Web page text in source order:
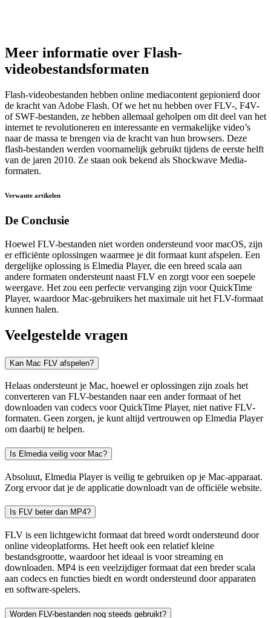
Meer informatie over Flash-
videobestandsformaten
Flash-videobestanden hebben online mediacontent gepionierd door
de kracht van Adobe Flash. Of we het nu hebben over FLV-, F4V-
of SWF-bestanden, ze hebben allemaal geholpen om dit deel van het
internet te revolutioneren en interessante en vermakelijke video’s
naar de massa te brengen via de kracht van hun browsers. Deze
flash-bestanden werden voornamelijk gebruikt tijdens de eerste helft
van de jaren 2010. Ze staan ook bekend als Shockwave Media-
formaten.
Verwante artikelen
De Conclusie
Hoewel FLV-bestanden niet worden ondersteund voor macOS, zijn
er efficiënte oplossingen waarmee je dit formaat kunt afspelen. Een
dergelijke oplossing is Elmedia Player, die een breed scala aan
andere formaten ondersteunt naast FLV en zorgt voor een soepele
weergave. Het zou een perfecte vervanging zijn voor QuickTime
Player, waardoor Mac-gebruikers het maximale uit het FLV-formaat
kunnen halen.
Veelgestelde vragen
Kan Mac FLV afspelen?
Helaas ondersteunt je Mac, hoewel er oplossingen zijn zoals het
converteren van FLV-bestanden naar een ander formaat of het
downloaden van codecs voor QuickTime Player, niet native FLV-
formaten. Geen zorgen, je kunt altijd vertrouwen op Elmedia Player
om daarbij te helpen.
Is Elmedia veilig voor Mac?
Absoluut, Elmedia Player is veilig te gebruiken op je Mac-apparaat.
Zorg ervoor dat je de applicatie downloadt van de officiële website.
Is FLV beter dan MP4?
FLV is een lichtgewicht formaat dat breed wordt ondersteund door
online videoplatforms. Het heeft ook een relatief kleine
bestandsgrootte, waardoor het ideaal is voor streaming en
downloaden. MP4 is een veelzijdiger formaat dat een breder scala
aan codecs en functies biedt en wordt ondersteund door apparaten
en software-spelers.
Worden FLV-bestanden nog steeds gebruikt?